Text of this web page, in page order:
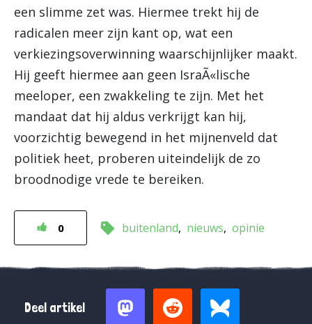
een slimme zet was. Hiermee trekt hij de
radicalen meer zijn kant op, wat een
verkiezingsoverwinning waarschijnlijker maakt.
Hij geeft hiermee aan geen IsraÃ«lische
meeloper, een zwakkeling te zijn. Met het
mandaat dat hij aldus verkrijgt kan hij,
voorzichtig bewegend in het mijnenveld dat
politiek heet, proberen uiteindelijk de zo
broodnodige vrede te bereiken.
0 buitenland nieuws opinie
Deel artikel